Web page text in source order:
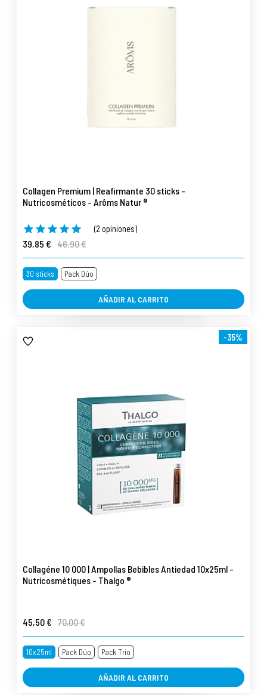
Collagen Premium | Reafirmante 30 sticks -
Nutricosméticos - Arôms Natur ®
(2 opiniones)
39,85 € 46,90 €
30 sticks Pack Dúo
AÑADIR AL CARRITO
-35%
Collagéne 10 000 | Ampollas Bebibles Antiedad 10x25ml -
Nutricosmétiques - Thalgo ®
45,50 € 70,00 €
10x25ml Pack Dúo Pack Trío
AÑADIR AL CARRITO